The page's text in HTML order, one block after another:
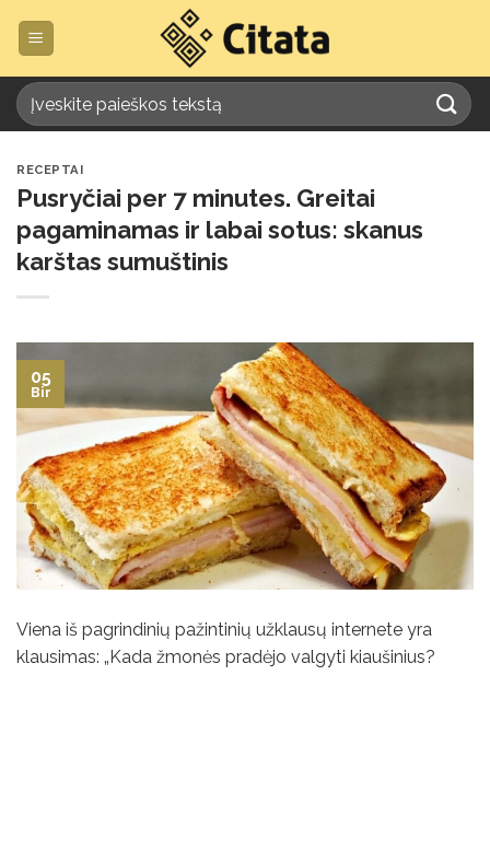
RECEPTAI
Pusryčiai per 7 minutes. Greitai
pagaminamas ir labai sotus: skanus
karštas sumuštinis
05
Bir
Viena iš pagrindinių pažintinių užklausų internete yra
klausimas: „Kada žmonės pradėjo valgyti kiaušinius?